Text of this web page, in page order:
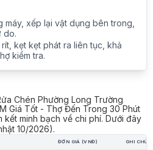
máy, xếp lại vật dụng bên trong,
do.
kẹt kẹt phát ra liên tục, khả
kiểm tra.
Chén Phường Long Trường
Giá Tốt - Thợ Đến Trong 30 Phút
kết minh bạch về chi phí. Dưới đây
10/2026).
ĐƠN GIÁ (VNĐ) GHI CHÚ